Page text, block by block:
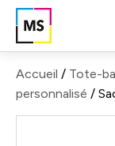
Accueil / Tote-
personnalisé /